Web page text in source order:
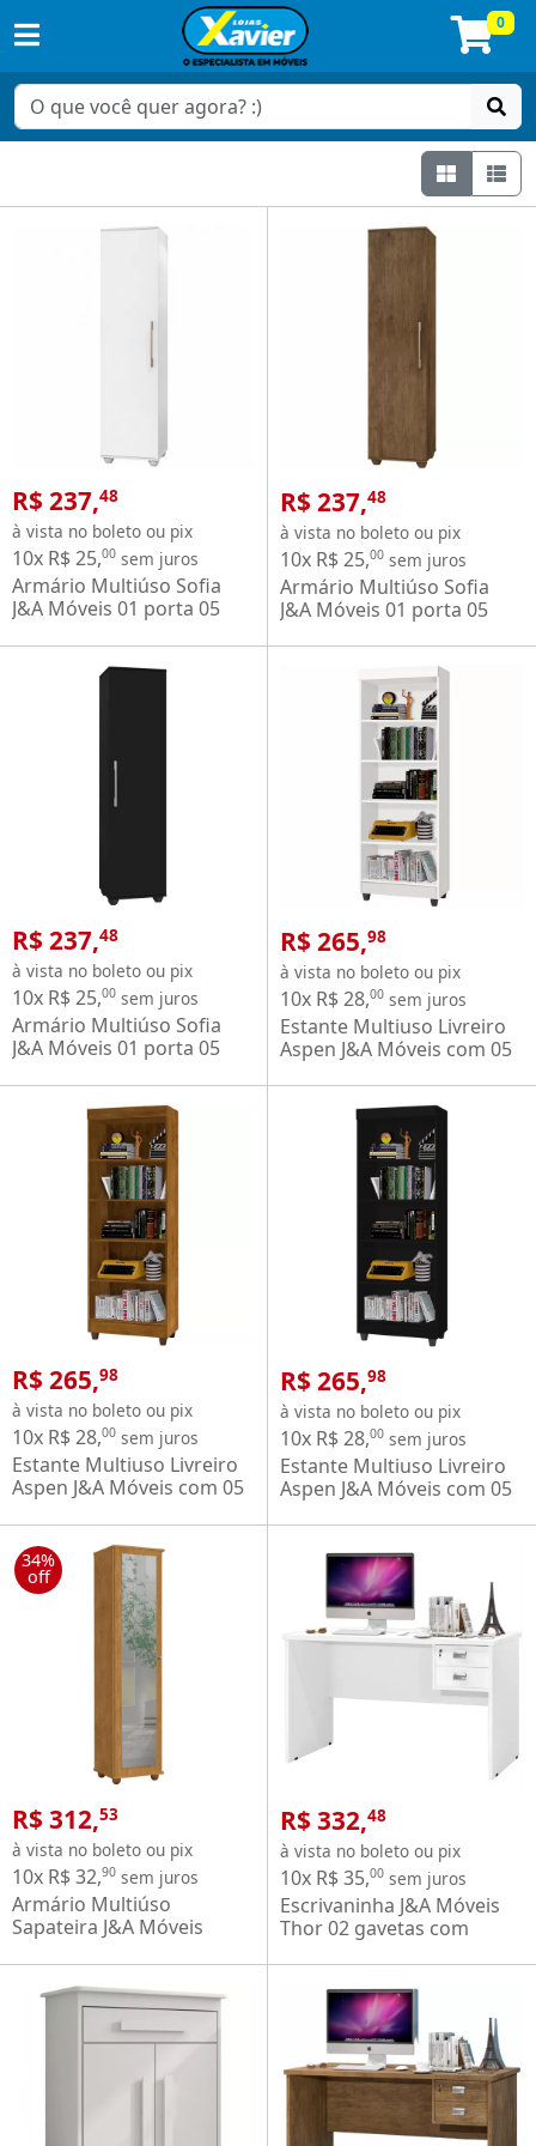
0
Grade
Escritório
R$ 237,48
à vista no boleto ou pix
10x R$ 25,00 sem juros
Armário Multiúso Sofia
J&A Móveis 01 porta 05
R$ 237,48
à vista no boleto ou pix
10x R$ 25,00 sem juros
Armário Multiúso Sofia
J&A Móveis 01 porta 05
R$ 237,48
à vista no boleto ou pix
10x R$ 25,00 sem juros
Armário Multiúso Sofia
J&A Móveis 01 porta 05
R$ 265,98
à vista no boleto ou pix
10x R$ 28,00 sem juros
Estante Multiuso Livreiro
Aspen J&A Móveis com 05
R$ 265,98
à vista no boleto ou pix
10x R$ 28,00 sem juros
Estante Multiuso Livreiro
Aspen J&A Móveis com 05
R$ 265,98
à vista no boleto ou pix
10x R$ 28,00 sem juros
Estante Multiuso Livreiro
Aspen J&A Móveis com 05
34%
off
R$ 312,53
à vista no boleto ou pix
10x R$ 32,90 sem juros
Armário Multiúso
Sapateira J&A Móveis
porta largura de 39 cm
Nature
R$ 332,48
à vista no boleto ou pix
10x R$ 35,00 sem juros
Escrivaninha J&A Móveis
Thor 02 gavetas com